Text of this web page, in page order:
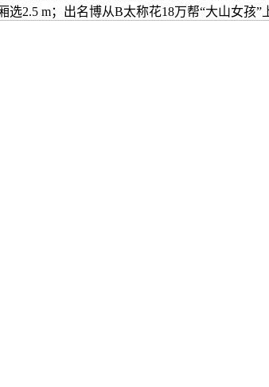
选2.5 m；出名博从B太称花18万帮“大山女